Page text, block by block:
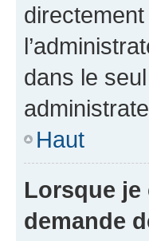
directement
dans le
Haut
Lorsque je
demande